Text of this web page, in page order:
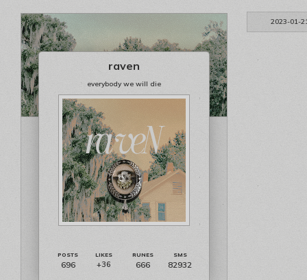
2023-01-
raven
everybody we will die
696 +36 666 82932